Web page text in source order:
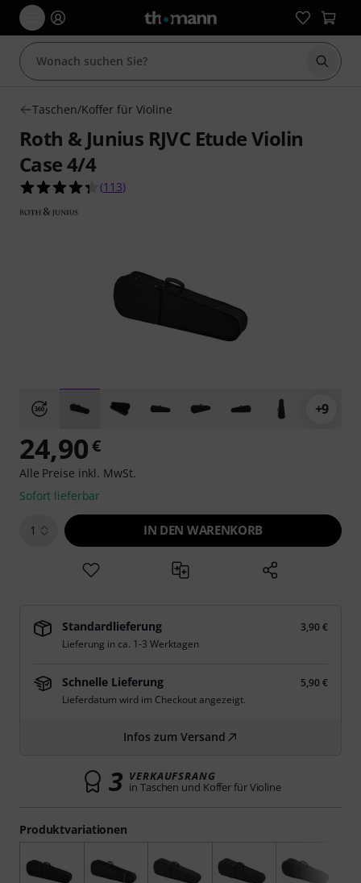
Suche
Taschen/Koffer für Violine
Roth & Junius RJVC Etude Violin
Case 4/4
4.3 von 5 Sternen aus 113 Kundenbewertungen
(113)
+9
Produktvariationen
24,90€
Alle Preise inkl. MwSt.
Sofort lieferbar
1 IN DEN WARENKORB
Standardlieferung
3,90 €
Lieferung in ca. 1-3 Werktagen
Schnelle Lieferung
5,90 €
Lieferdatum wird im Checkout angezeigt.
Infos zum Versand
3 VERKAUFSRANG
in Taschen und Koffer für Violine